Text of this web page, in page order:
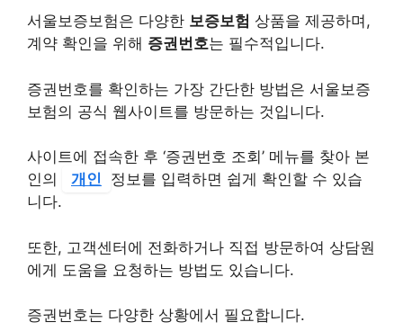
서울보증보험은 다양한 보증보험 상품을 제공하며,
계약 확인을 위해 증권번호는 필수적입니다.
증권번호를 확인하는 가장 간단한 방법은 서울보증
보험의 공식 웹사이트를 방문하는 것입니다.
사이트에 접속한 후 ‘증권번호 조회’ 메뉴를 찾아 본
인의
개인
정보를 입력하면 쉽게 확인할 수 있습
니다.
또한, 고객센터에 전화하거나 직접 방문하여 상담원
에게 도움을 요청하는 방법도 있습니다.
증권번호는 다양한 상황에서 필요합니다.